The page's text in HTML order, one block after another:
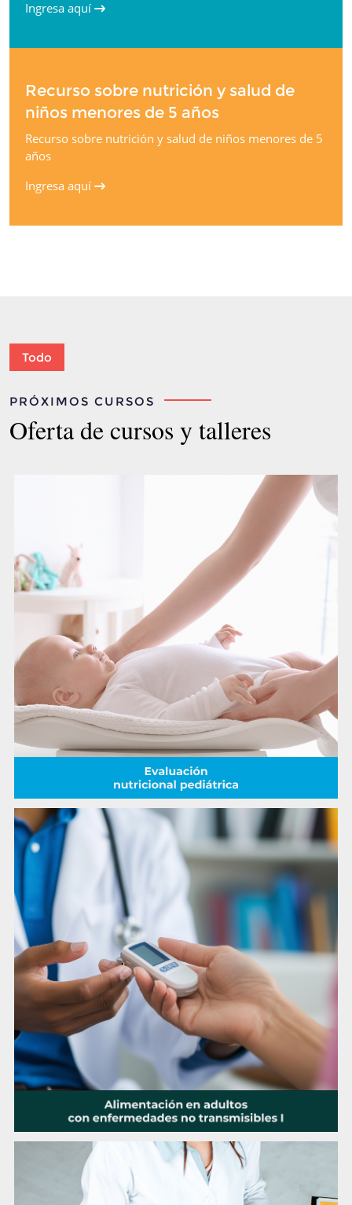
Ingresa aquí
Recurso sobre nutrición y salud de
niños menores de 5 años
Recurso sobre nutrición y salud de niños menores de 5
años
Ingresa aquí
Todo
PRÓXIMOS CURSOS
Oferta de cursos y talleres